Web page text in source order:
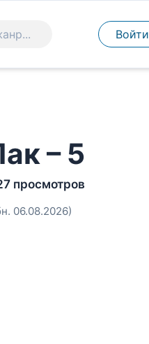
Войти
– 5
просмотров
06.08.2026)